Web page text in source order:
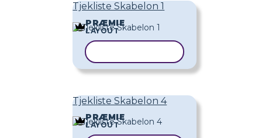
Tjekliste Skabelon 1
PRÆMIE
LAYOUT
Tjekliste Skabelon 4
PRÆMIE
LAYOUT